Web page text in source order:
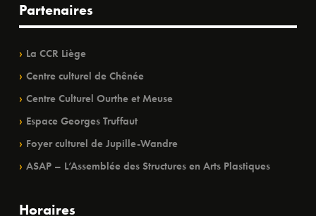
Partenaires
La CCR Liège
Centre culturel de Chênée
Centre Culturel Ourthe et Meuse
Espace Georges Truffaut
Foyer culturel de Jupille-Wandre
ASAP – L’Assemblée des Structures en Arts Plastiques
Horaires